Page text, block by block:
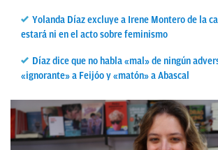
Yolanda Díaz excluye a Irene Montero de la
estará ni en el acto sobre feminismo
Díaz dice que no habla «mal» de ningún
«ignorante» a Feijóo y «matón» a Abascal